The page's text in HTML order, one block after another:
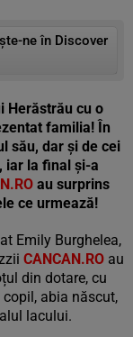
ne în Discover
Herăstrău cu o
familia! În
său, dar și de cei
iar la final și-a
au surprins
ce urmează!
Emily Burghelea,
CANCAN.RO au
din dotare, cu
abia născut,
lacului.